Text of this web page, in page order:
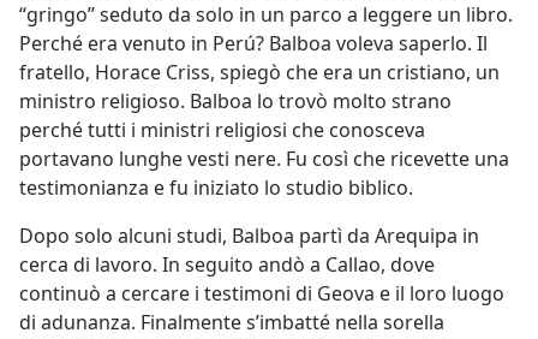
“gringo” seduto da solo in un parco a leggere un libro.
Perché era venuto in Perú? Balboa voleva saperlo. Il
fratello, Horace Criss, spiegò che era un cristiano, un
ministro religioso. Balboa lo trovò molto strano
perché tutti i ministri religiosi che conosceva
portavano lunghe vesti nere. Fu così che ricevette una
testimonianza e fu iniziato lo studio biblico.
Dopo solo alcuni studi, Balboa partì da Arequipa in
cerca di lavoro. In seguito andò a Callao, dove
continuò a cercare i testimoni di Geova e il loro luogo
di adunanza. Finalmente s’imbatté nella sorella